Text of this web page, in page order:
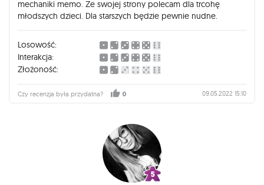
mechaniki memo. Ze swojej strony polecam dla trcohę
młodszych dzieci. Dla starszych będzie pewnie nudne.
Losowość:
Interakcja:
Złożoność:
Czy recenzja była przydatna? 0 09.05.2022 15:10